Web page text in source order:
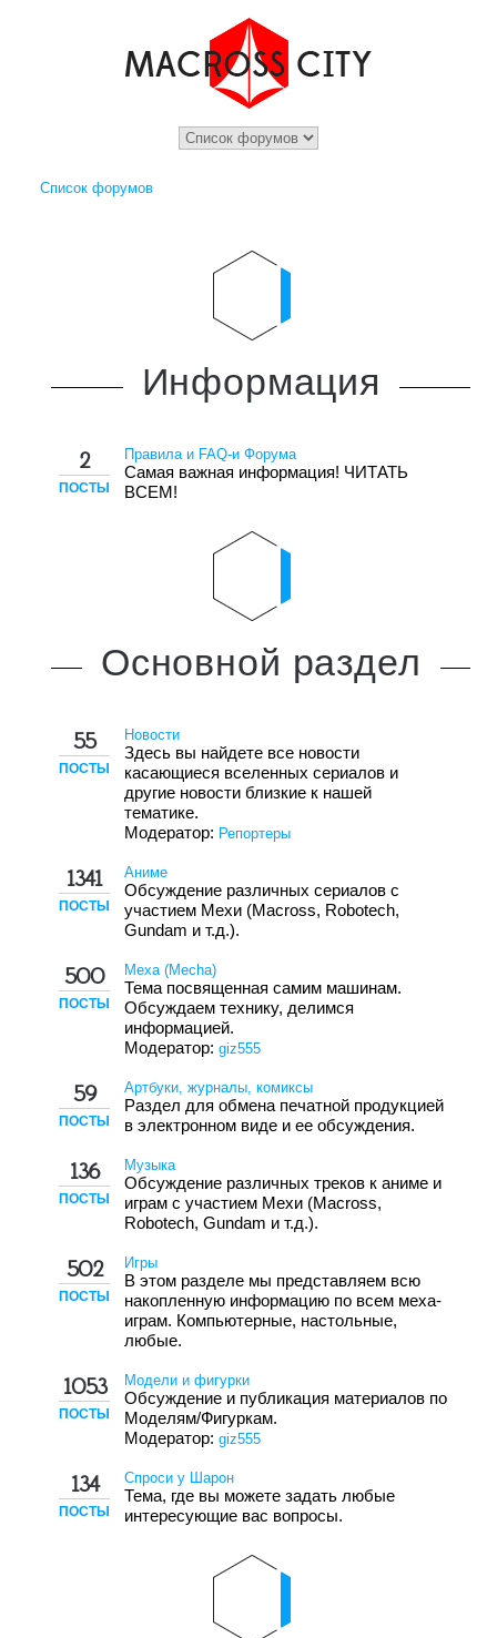
Список форумов
Информация
2
ПОСТЫ
Правила и FAQ-и Форума
Самая важная информация! ЧИТАТЬ
ВСЕМ!
Основной раздел
55
ПОСТЫ
Новости
Здесь вы найдете все новости
касающиеся вселенных сериалов и
другие новости близкие к нашей
тематике.
Модератор: Репортеры
1341
ПОСТЫ
Аниме
Обсуждение различных сериалов с
участием Мехи (Macross, Robotech,
Gundam и т.д.).
500
ПОСТЫ
Меха (Mecha)
Тема посвященная самим машинам.
Обсуждаем технику, делимся
информацией.
Модератор: giz555
59
ПОСТЫ
Артбуки, журналы, комиксы
Раздел для обмена печатной продукцией
в электронном виде и ее обсуждения.
136
ПОСТЫ
Музыка
Обсуждение различных треков к аниме и
играм с участием Мехи (Macross,
Robotech, Gundam и т.д.).
502
ПОСТЫ
Игры
В этом разделе мы представляем всю
накопленную информацию по всем меха-
играм. Компьютерные, настольные,
любые.
1053
ПОСТЫ
Модели и фигурки
Обсуждение и публикация материалов по
Моделям/Фигуркам.
Модератор: giz555
134
ПОСТЫ
Спроси у Шарон
Тема, где вы можете задать любые
интересующие вас вопросы.